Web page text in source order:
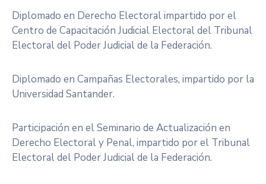
Diplomado en Derecho Electoral impartido por el
Centro de Capacitación Judicial Electoral del Tribunal
Electoral del Poder Judicial de la Federación.
Diplomado en Campañas Electorales, impartido por la
Universidad Santander.
Participación en el Seminario de Actualización en
Derecho Electoral y Penal, impartido por el Tribunal
Electoral del Poder Judicial de la Federación.